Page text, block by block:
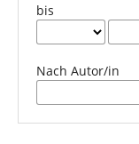
bis
Nach Autor/in